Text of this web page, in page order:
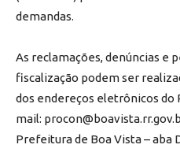
demandas.
As reclamações, denúncias e
fiscalização podem ser
dos endereços eletrônicos do
mail:
Prefeitura de Boa Vista – aba